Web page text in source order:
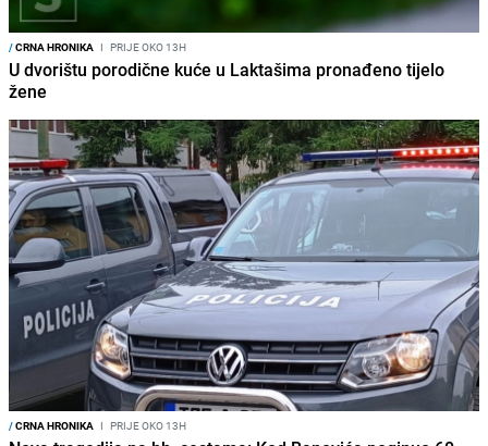
/CRNA HRONIKA I PRIJE OKO 13H
U dvorištu porodične kuće u Laktašima pronađeno tijelo
žene
/CRNA HRONIKA I PRIJE OKO 13H